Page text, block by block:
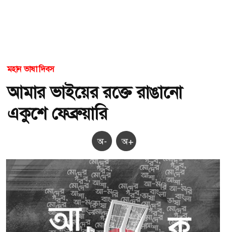
মহান ভাষা দিবস
আমার ভাইয়ের রক্তে রাঙানো
একুশে ফেব্রুয়ারি
অ- অ+